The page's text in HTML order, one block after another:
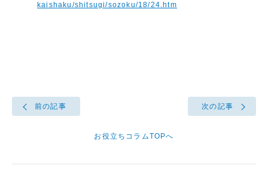
kaishaku/shitsugi/sozoku/18/24.htm
前の記事
お役立ちコラムTOPへ
次の記事